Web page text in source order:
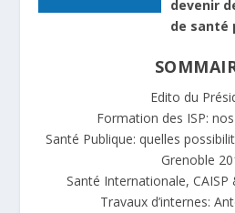
devenir
de santé
Edito du
Formation des ISP:
Santé Publique: quelles
Grenoble
Santé Internationale, CAISP
Travaux d’internes: